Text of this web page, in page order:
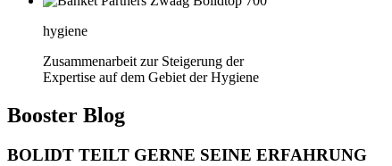
hygiene
Zusammenarbeit zur Steigerung der
Expertise auf dem Gebiet der Hygiene
Booster Blog
BOLIDT TEILT GERNE SEINE ERFAHRUNG